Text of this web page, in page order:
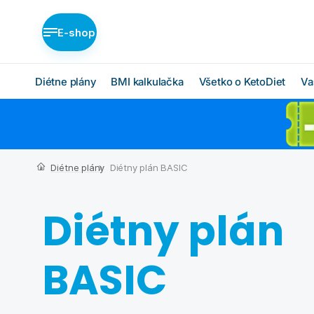
E-shop
Diétne plány
Nízka nadváha (BASIC)
Vysoká nadváha
(INTENSE)
BMI kalkulačka Všetko o KetoDiet
Ako KetoDiet funguje
O proteínovej diéte
BMI kalkulačka
Diétne plány Diétny plán BASIC
Diétny plán
BASIC